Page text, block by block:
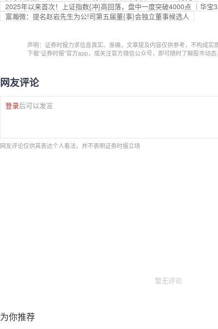
2025年以来首次！上证指数{冲}高回落，盘中一度突破4000点 ｜华宝
富瀚微：提名赵岩先生为公!司第五届董{事}会独立董事候选人
声明：证券时报力求信息真实、准确，文章提及内容仅供参考，不构成实
下载“证券时报”官方app，或关注官方微信公众号，即可随时了解股市动
网友评论
登录后可以发言
网友评论仅供其表达个人看法，并不表明证券时报立场
暂无评论
为你推荐